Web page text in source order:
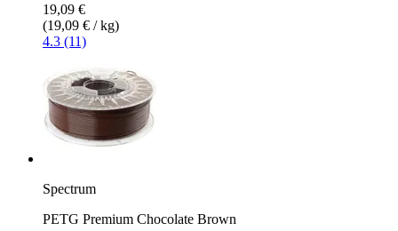
19,09 €
(19,09 € / kg)
4.3 (11)
Spectrum
PETG Premium Chocolate Brown